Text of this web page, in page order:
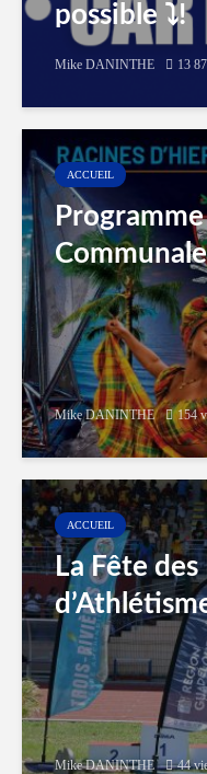
possible ⤵️!
Mike DANINTHE 13
ACCUEIL
Mike DANINTHE 154
ACCUEIL
La Fête des
Mike DANINTHE 44